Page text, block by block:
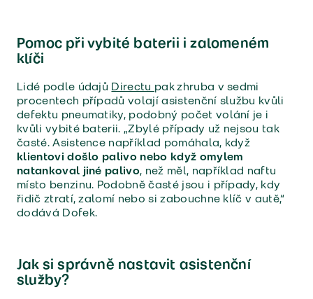
Pomoc při vybité baterii i zalomeném
klíči
Lidé podle údajů Directu pak zhruba v sedmi
procentech případů volají asistenční službu kvůli
defektu pneumatiky, podobný počet volání je i
kvůli vybité baterii. „Zbylé případy už nejsou tak
časté. Asistence například pomáhala, když
klientovi došlo palivo nebo když omylem
natankoval jiné palivo, než měl, například naftu
místo benzinu. Podobně časté jsou i případy, kdy
řidič ztratí, zalomí nebo si zabouchne klíč v autě,“
dodává Dofek.
Jak si správně nastavit asistenční
služby?